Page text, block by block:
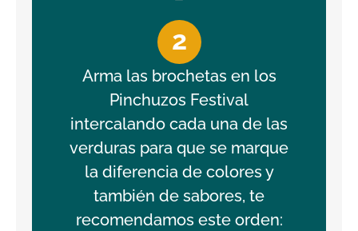
2
Arma las brochetas en los
Pinchuzos Festival
intercalando cada una de las
verduras para que se marque
la diferencia de colores y
también de sabores, te
recomendamos este orden: